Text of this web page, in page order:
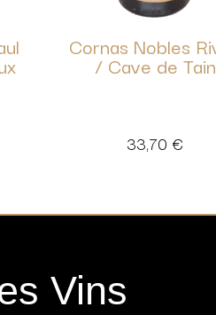
Cornas Nobles
/ Cave de Tain
33,70 €
Vins